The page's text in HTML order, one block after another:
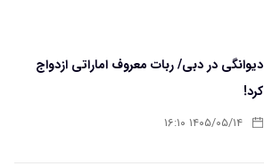
دیوانگی در دبی/ ربات معروف اماراتی ازدواج
کرد!
۱۴۰۵/۰۵/۱۴ ۱۶:۱۰